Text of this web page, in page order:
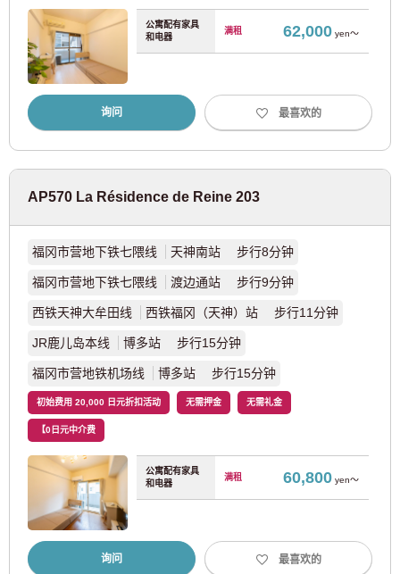
公寓配有家具
和电器
满租 62,000yen～
询问 最喜欢的
AP570 La Résidence de Reine 203
福冈市营地下铁七隈线 天神南站 步行8分钟
福冈市营地下铁七隈线 渡边通站 步行9分钟
西铁天神大牟田线 西铁福冈（天神）站 步行11分钟
JR鹿儿岛本线 博多站 步行15分钟
福冈市营地铁机场线 博多站 步行15分钟
初始费用 20,000 日元折扣活动 无需押金 无需礼金
【0日元中介费
公寓配有家具
和电器
满租 60,800yen～
询问 最喜欢的
京急大师线 (6)
东武铁道
东武东上线 (69)
东武大师线 (11)
东武龟户线 (1)
北总铁道
北总铁道北总线 (8)
筑波快车 (10)
东京临海高速铁路